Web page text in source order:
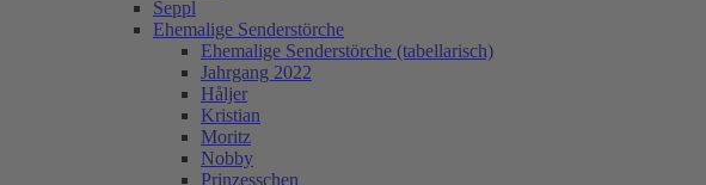
Seppl
Ehemalige Senderstörche
Ehemalige Senderstörche (tabellarisch)
Jahrgang 2022
Håljer
Kristian
Moritz
Nobby
Prinzesschen